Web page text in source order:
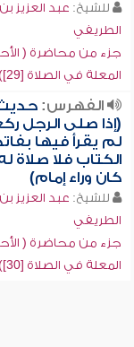
للشيخ: عبد العزيز
الطريفي
جزء من محاضرة (
المعلة في الصلاة [29])
الفهرس:
(إذا صلى الرجل
لم يقرأ فيها
الكتاب فلا صلاة له
كان وراء إمام)
للشيخ: عبد العزيز
الطريفي
جزء من محاضرة (
المعلة في الصلاة [30])